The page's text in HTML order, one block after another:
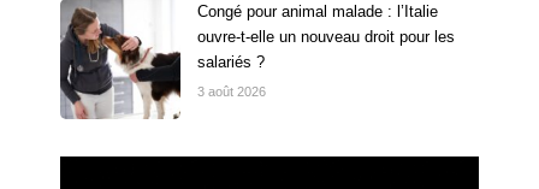
Congé pour animal malade : l’Italie
ouvre-t-elle un nouveau droit pour les
salariés ?
3 août 2026